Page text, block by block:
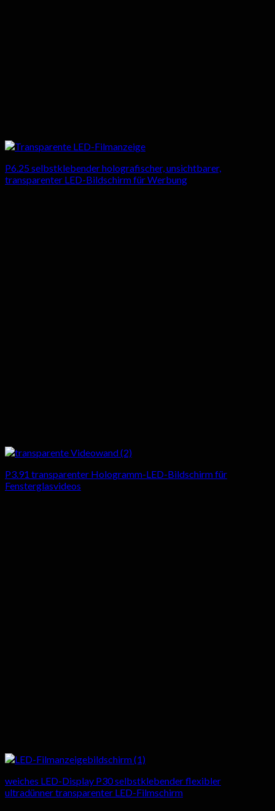
P6.25 selbstklebender holografischer, unsichtbarer,
transparenter LED-Bildschirm für Werbung
P3.91 transparenter Hologramm-LED-Bildschirm für
Fensterglasvideos
weiches LED-Display P30 selbstklebender flexibler
ultradünner transparenter LED-Filmschirm